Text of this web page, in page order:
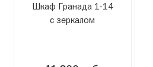
Шкаф Гранада 1-14
с зеркалом